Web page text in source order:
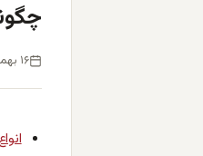
۱۶ بهمن ۱۴۰۲